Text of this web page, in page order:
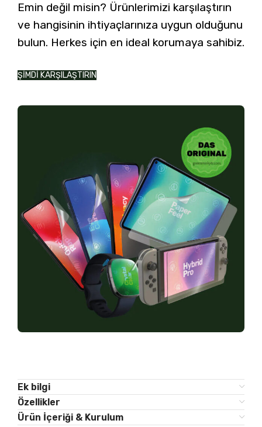
Emin değil misin? Ürünlerimizi karşılaştırın
ve hangisinin ihtiyaçlarınıza uygun olduğunu
bulun. Herkes için en ideal korumaya sahibiz.
ŞİMDİ KARŞILAŞTIRIN
Ek bilgi
Özellikler
Ürün İçeriği & Kurulum